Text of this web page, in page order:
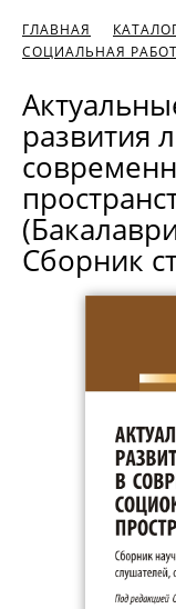
ГЛАВНАЯ
СОЦИАЛЬНАЯ
развития
Сборник